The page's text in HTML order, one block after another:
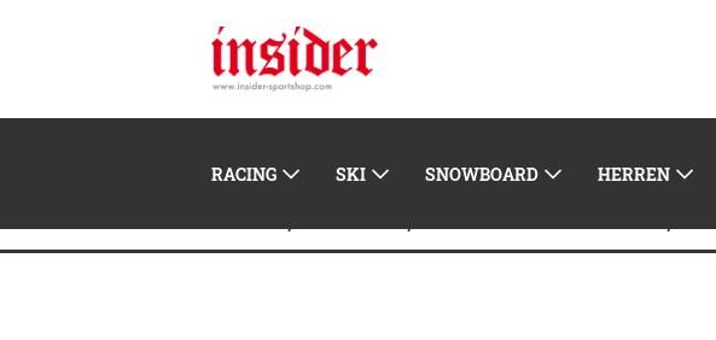
RACING SKI SNOWBOARD HERREN